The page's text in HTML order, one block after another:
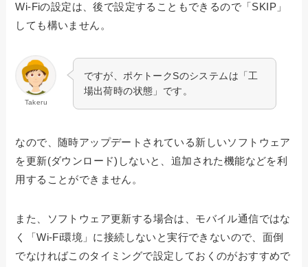
Wi-Fiの設定は、後で設定することもできるので「SKIP」
しても構いません。
Takeru
ですが、ポケトークSのシステムは「工
場出荷時の状態」です。
なので、随時アップデートされている新しいソフトウェア
を更新(ダウンロード)しないと、追加された機能などを利
用することができません。
また、ソフトウェア更新する場合は、モバイル通信ではな
く「Wi-Fi環境」に接続しないと実行できないので、面倒
でなければこのタイミングで設定しておくのがおすすめで